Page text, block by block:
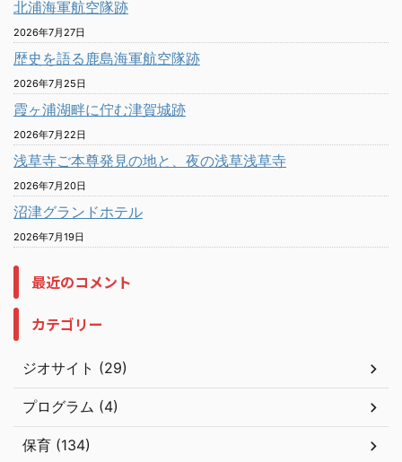
北浦海軍航空隊跡
2026年7月27日
歴史を語る鹿島海軍航空隊跡
2026年7月25日
霞ヶ浦湖畔に佇む津賀城跡
2026年7月22日
浅草寺ご本尊発見の地と、夜の浅草浅草寺
2026年7月20日
沼津グランドホテル
2026年7月19日
最近のコメント
カテゴリー
ジオサイト (29)
プログラム (4)
保育 (134)